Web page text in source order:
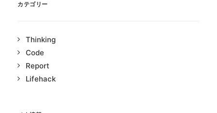
カテゴリー
Thinking
Code
Report
Lifehack